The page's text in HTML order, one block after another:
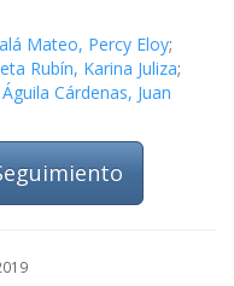
Mateo, Percy Eloy;
Rubín, Karina Juliza;
Cárdenas, Juan